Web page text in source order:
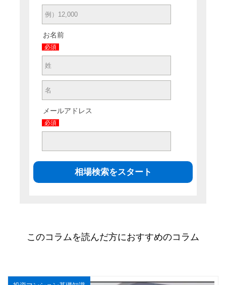
お名前
必須
メールアドレス
必須
このコラムを読んだ方におすすめのコラム